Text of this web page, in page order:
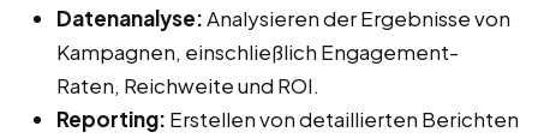
Datenanalyse:Analysieren der Ergebnisse von
Kampagnen, einschließlich Engagement-
Raten, Reichweite und ROI.
Reporting: Erstellen von detaillierten Berichten